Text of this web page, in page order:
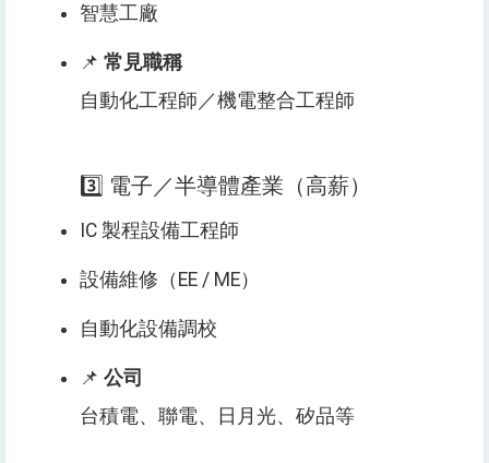
智慧工廠
📌 常見職稱
自動化工程師／機電整合工程師
3️⃣ 電子／半導體產業（高薪）
IC 製程設備工程師
設備維修（EE / ME）
自動化設備調校
📌 公司
台積電、聯電、日月光、矽品等